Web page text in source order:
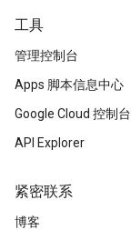
工具
管理控制台
Apps 脚本信息中心
Google Cloud 控制台
API Explorer
紧密联系
博客